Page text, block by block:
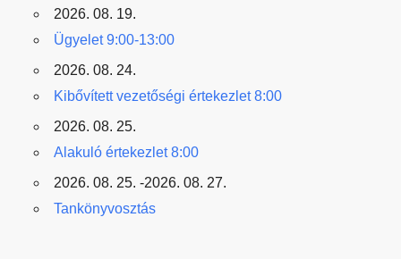
2026. 08. 19.
Ügyelet 9:00-13:00
2026. 08. 24.
Kibővített vezetőségi értekezlet 8:00
2026. 08. 25.
Alakuló értekezlet 8:00
2026. 08. 25. -2026. 08. 27.
Tankönyvosztás